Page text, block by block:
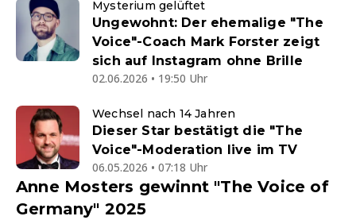
Mysterium gelüftet
Ungewohnt: Der ehemalige "The
Voice"-Coach Mark Forster zeigt
sich auf Instagram ohne Brille
02.06.2026 • 19:50 Uhr
Wechsel nach 14 Jahren
Dieser Star bestätigt die "The
Voice"-Moderation live im TV
06.05.2026 • 07:18 Uhr
Anne Mosters gewinnt "The Voice of
Germany" 2025